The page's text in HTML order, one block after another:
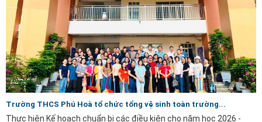
Trường THCS Phú Hoà tổ chức tổng vệ sinh toàn trường...
Thực hiện Kế hoạch chuẩn bị các điều kiện cho năm học 2026 -